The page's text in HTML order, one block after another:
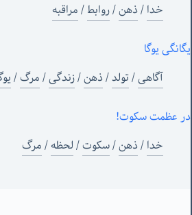
خدا/ذهن/روابط/مراقبه
یگانگی یوگا
آگاهی/تولد/ذهن/زندگی/مرگ/
در عظمت سکوت!
خدا/ذهن/سکوت/لحظه/مرگ